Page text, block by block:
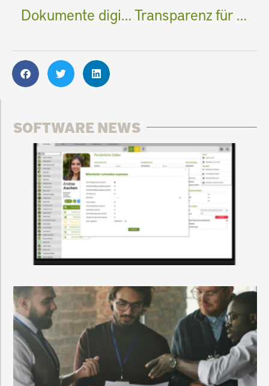
Dokumente digital ausfüllen Transparenz für den Mitarbeiter
SOFTWARE NEWS